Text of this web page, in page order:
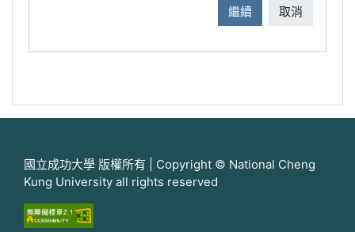
繼續 取消
國立成功大學 版權所有 | Copyright © National Cheng
Kung University all rights reserved